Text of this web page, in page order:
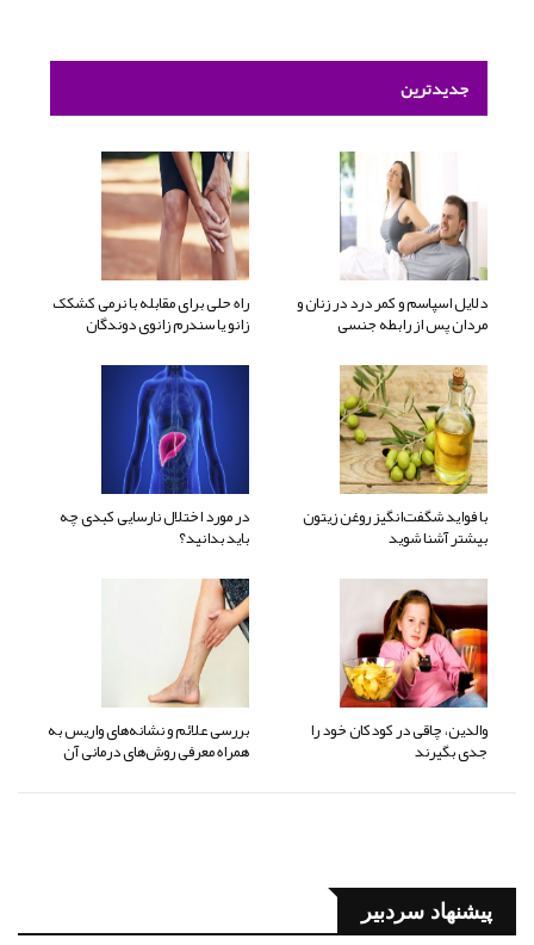
جدیدترین
دلایل اسپاسم و کمر درد در زنان و
مردان پس از رابطه جنسی
راه حلی برای مقابله با نرمی کشکک
زانو یا سندرم زانوی دوندگان
با فواید شگفت‌انگیز روغن زیتون
بیشتر آشنا شوید
در مورد اختلال نارسایی کبدی چه
باید بدانید؟
والدین، چاقی در کودکان خود را
جدی بگیرند
بررسی علائم و نشانه‌های واریس به
همراه معرفی روش‌های درمانی آن
پیشنهاد سردبیر